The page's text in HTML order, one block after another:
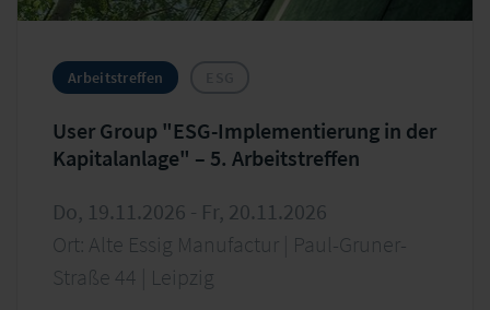
Elementarschäden.
Arbeitstreffen
User Group "ESG-Implementierung in der
Kapitalanlage" – 5. Arbeitstreffen
Do, 19.11.2026 - Fr, 20.11.2026
Ort: Alte Essig Manufactur | Paul-Gruner-
Straße 44 | Leipzig